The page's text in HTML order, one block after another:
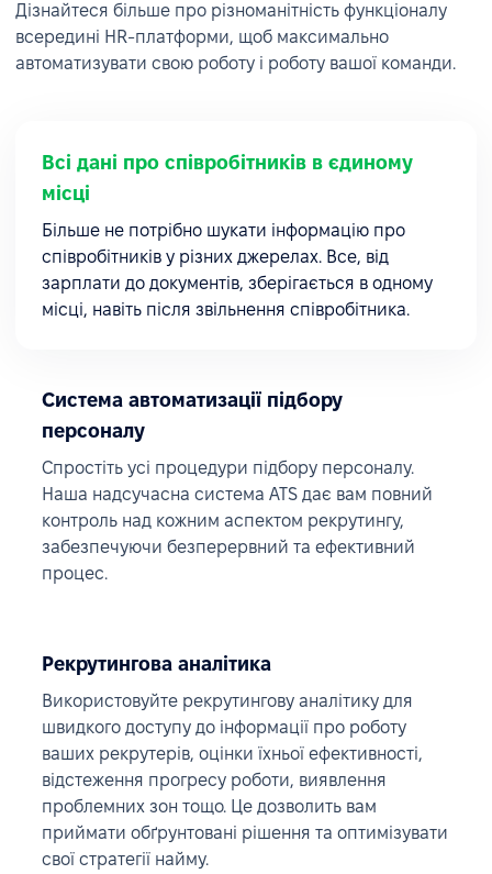
Дізнайтеся більше про різноманітність функціоналу
всередині HR-платформи, щоб максимально
автоматизувати свою роботу і роботу вашої команди.
Всі дані про співробітників в єдиному
місці
Більше не потрібно шукати інформацію про
співробітників у різних джерелах. Все, від
зарплати до документів, зберігається в одному
місці, навіть після звільнення співробітника.
Система автоматизації підбору
персоналу
Спростіть усі процедури підбору персоналу.
Наша надсучасна система ATS дає вам повний
контроль над кожним аспектом рекрутингу,
забезпечуючи безперервний та ефективний
процес.
Рекрутингова аналітика
Використовуйте рекрутингову аналітику для
швидкого доступу до інформації про роботу
ваших рекрутерів, оцінки їхньої ефективності,
відстеження прогресу роботи, виявлення
проблемних зон тощо. Це дозволить вам
приймати обґрунтовані рішення та оптимізувати
свої стратегії найму.